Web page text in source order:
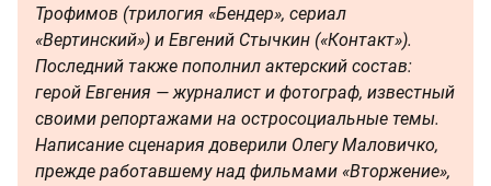
Трофимов (трилогия «Бендер», сериал
«Вертинский») и Евгений Стычкин («Контакт»).
Последний также пополнил актерский состав:
герой Евгения — журналист и фотограф, известный
своими репортажами на остросоциальные темы.
Написание сценария доверили Олегу Маловичко,
прежде работавшему над фильмами «Вторжение»,